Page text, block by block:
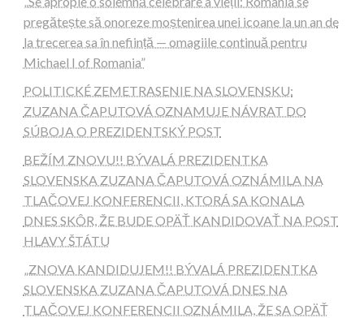
pregătește să onoreze moștenirea unei icoane la un an de
la trecerea sa în neființă — omagiile continuă pentru
Michael I of Romania”
POLITICKÉ ZEMETRASENIE NA SLOVENSKU:
ZUZANA ČAPUTOVÁ OZNAMUJE NÁVRAT DO
SÚBOJA O PREZIDENTSKÝ POST
BEŽÍM ZNOVU!! BÝVALÁ PREZIDENTKA
SLOVENSKA ZUZANA ČAPUTOVÁ OZNÁMILA NA
TLAČOVEJ KONFERENCII, KTORÁ SA KONALA
DNES SKÔR, ŽE BUDE OPÄŤ KANDIDOVAŤ NA POST
HLAVY ŠTÁTU
„ZNOVA KANDIDUJEM!! BÝVALÁ PREZIDENTKA
SLOVENSKA ZUZANA ČAPUTOVÁ DNES NA
TLAČOVEJ KONFERENCII OZNÁMILA, ŽE SA OPÄŤ